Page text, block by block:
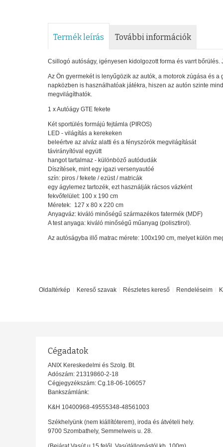
Termék leírás További információk
Csillogó autóságy, igényesen kidolgozott forma és varrt
Az Ön gyermekét is lenyűgözik az autók, a motorok zúgása és
napközben is használhatóak játékra, hiszen az autón szinte
megvilágíthatók.
1 x Autóágy GTE fekete
Két sportülés formájú fejtámla (PIROS)
LED - világítás a kerekeken
beleértve az alváz alatti és a fényszórók megvilágítását
távirányítóval együtt
hangot tartalmaz - különböző autódudák
Díszítések, mint egy igazi versenyautóé
szín: piros / fekete / ezüst / matricák
egy ágylemez tartozék, ezt használják rácsos vázként
fekvőfelület: 100 x 190 cm
Méretek: 127 x 80 x 220 cm
Anyagváz: kiváló minőségű származékos fatermék (MDF)
A test anyaga: kiváló minőségű műanyag (polisztirol).
Az autóságyba illő matrac mérete: 100x190 cm, melyet külön
Oldaltérkép Kereső szavak Részletes kereső Rendeléseim
Cégadatok
ANIX Kereskedelmi és Szolg. Bt.
Adószám: 21319860-2-18
Cégjegyzékszám: Cg.18-06-106057
Bankszámlánk:
K&H 10400968-49555348-48561003
Székhelyünk (nem kiállítóterem), iroda és átvételi hely.
9700 Szombathely, Semmelweis u. 28.